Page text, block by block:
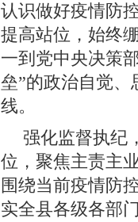
认识做好疫情防
提高站位，始终
一到党中央决策
垒”的政治自觉
线。
强化监督执纪
位，聚焦主责主
围绕当前疫情防
实全县各级各部